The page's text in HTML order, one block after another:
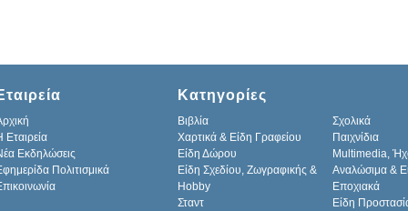
Εταιρεία
Εκδηλώσεις
Πολιτισμικά
Κατηγορίες
Βιβλία
Σχολικά
Χαρτικά & Είδη Γραφείου
Παιχνίδια
Είδη Δώρου
Multimedia,
Είδη Σχεδίου, Ζωγραφικής &
Hobby
Αναλώσιμα &
Εποχιακά
Σταντ
Είδη